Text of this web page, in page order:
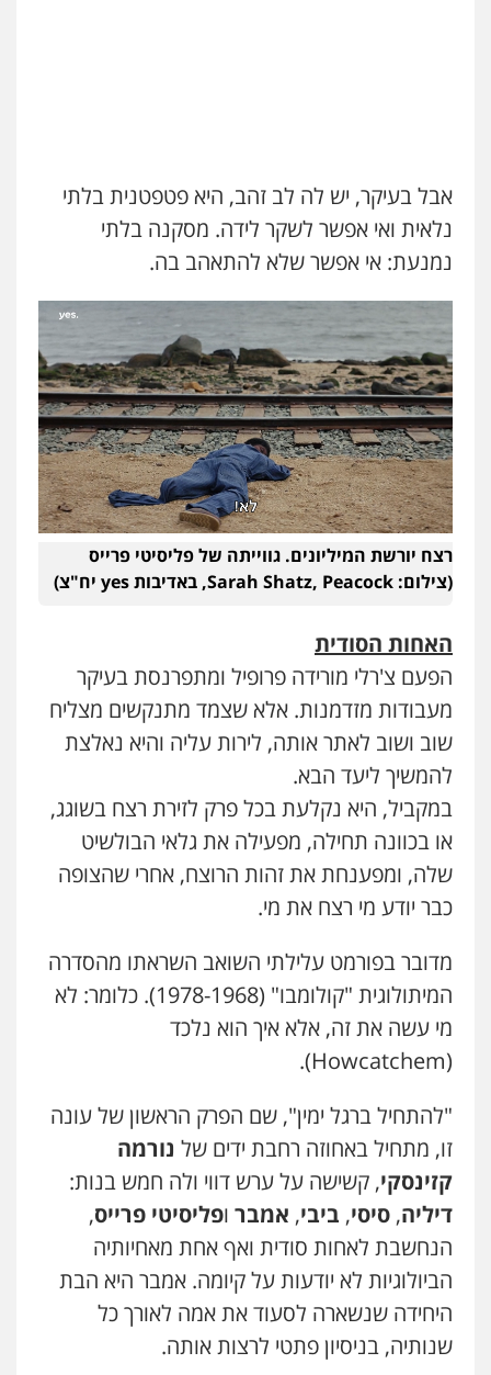
אבל בעיקר, יש לה לב זהב, היא פטפטנית בלתי
נלאית ואי אפשר לשקר לידה. מסקנה בלתי
נמנעת: אי אפשר שלא להתאהב בה.
רצח יורשת המיליונים. גווייתה של פליסיטי פרייס
(צילום: Sarah Shatz, Peacock, באדיבות yes יח"צ)
האחות הסודית
הפעם צ'רלי מורידה פרופיל ומתפרנסת בעיקר
מעבודות מזדמנות. אלא שצמד מתנקשים מצליח
שוב ושוב לאתר אותה, לירות עליה והיא נאלצת
להמשיך ליעד הבא.
במקביל, היא נקלעת בכל פרק לזירת רצח בשוגג,
או בכוונה תחילה, מפעילה את גלאי הבולשיט
שלה, ומפענחת את זהות הרוצח, אחרי שהצופה
כבר יודע מי רצח את מי.
מדובר בפורמט עלילתי השואב השראתו מהסדרה
המיתולוגית "קולומבו" (1978-1968). כלומר: לא
מי עשה את זה, אלא איך הוא נלכד
(Howcatchem).
"להתחיל ברגל ימין", שם הפרק הראשון של עונה
זו, מתחיל באחוזה רחבת ידים של נורמה
קזינסקי, קשישה על ערש דווי ולה חמש בנות:
דיליה, סיסי, ביבי, אמבר ופליסיטי פרייס,
הנחשבת לאחות סודית ואף אחת מאחיותיה
הביולוגיות לא יודעות על קיומה. אמבר היא הבת
היחידה שנשארה לסעוד את אמה לאורך כל
שנותיה, בניסיון פתטי לרצות אותה.